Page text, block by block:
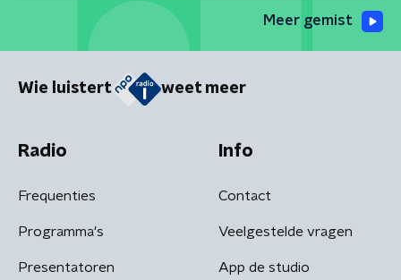
Meer gemist
Wie luistert weet meer
Radio
Frequenties
Programma's
Presentatoren
Info
Contact
Veelgestelde vragen
App de studio